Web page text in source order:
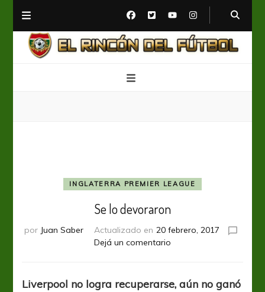
INGLATERRA PREMIER LEAGUE
Se lo devoraron
por Juan Saber Actualizado en 20 febrero, 2017
Dejá un comentario
devoraron
Liverpool no logra recuperarse, aún no ganó